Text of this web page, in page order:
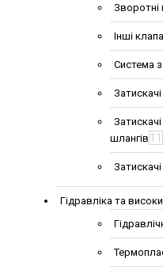
Зворотні
Інші
Система
шлангів 11
Гідравліка та